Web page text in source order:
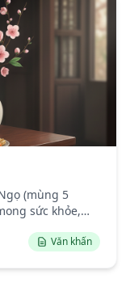
(mùng 5
sức khỏe,
Văn khấn